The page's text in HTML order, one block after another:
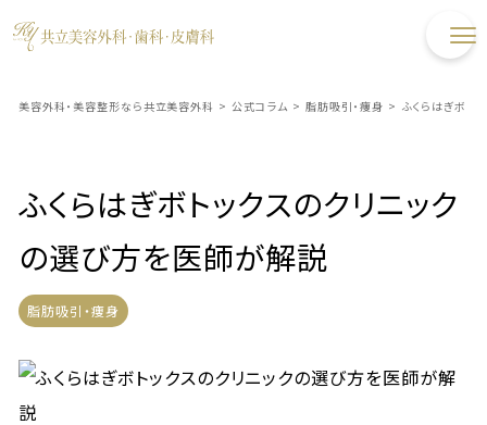
美容外科・美容整形なら共立美容外科 > 公式コラム > 脂肪吸引・痩身 > ふくらはぎボト
ふくらはぎボトックスのクリニック
の選び方を医師が解説
脂肪吸引・痩身